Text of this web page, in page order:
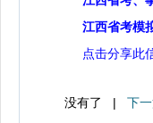
江西省考模
点击分享此
没有了 | 下